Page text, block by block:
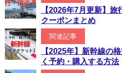
【2026年7月更新】旅
クーポンまとめ
関連記事
【2025年】新幹線の
く予約・購入する方法